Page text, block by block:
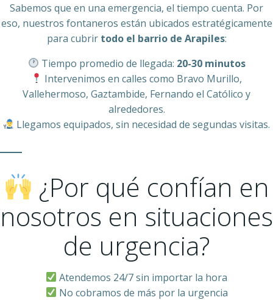
Sabemos que en una emergencia, el tiempo cuenta. Por
eso, nuestros fontaneros están ubicados estratégicamente
para cubrir todo el barrio de Arapiles:
Tiempo promedio de llegada: 20-30 minutos
Intervenimos en calles como Bravo Murillo,
Vallehermoso, Gaztambide, Fernando el Católico y
alrededores.
Llegamos equipados, sin necesidad de segundas visitas.
¿Por qué confían en
nosotros en situaciones
de urgencia?
Atendemos 24/7 sin importar la hora
No cobramos de más por la urgencia